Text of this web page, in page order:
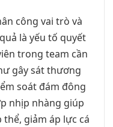
công vai trò và
là yếu tố quyết
trong team cần
gây sát thương
soát đám đông
nhịp nhàng giúp
giảm áp lực cá